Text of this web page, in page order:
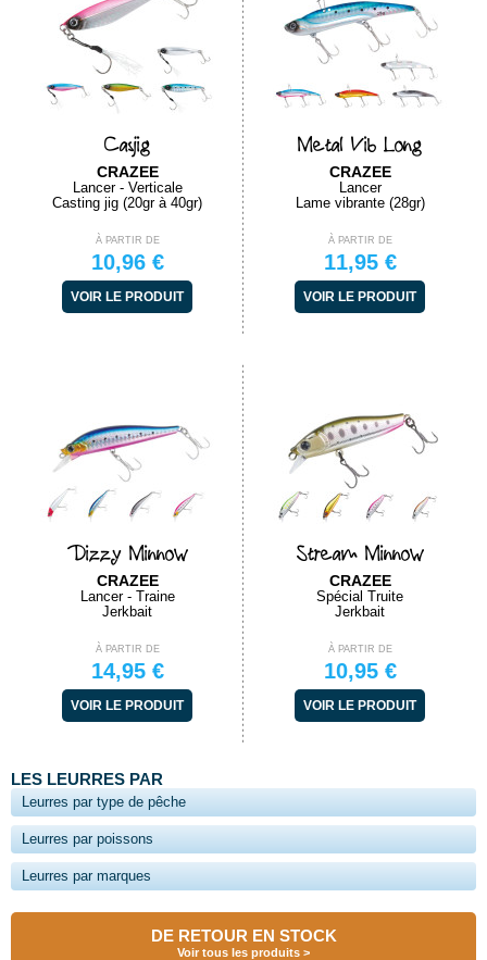
Casjig
CRAZEE
Lancer - Verticale
Casting jig (20gr à 40gr)
À PARTIR DE
10,96 €
VOIR LE PRODUIT
Metal Vib Long
CRAZEE
Lancer
Lame vibrante (28gr)
À PARTIR DE
11,95 €
VOIR LE PRODUIT
Dizzy Minnow
CRAZEE
Lancer - Traine
Jerkbait
À PARTIR DE
14,95 €
VOIR LE PRODUIT
Stream Minnow
CRAZEE
Spécial Truite
Jerkbait
À PARTIR DE
10,95 €
VOIR LE PRODUIT
LES LEURRES PAR
Leurres par type de pêche
Leurres par poissons
Leurres par marques
DE RETOUR EN STOCK
Voir tous les produits